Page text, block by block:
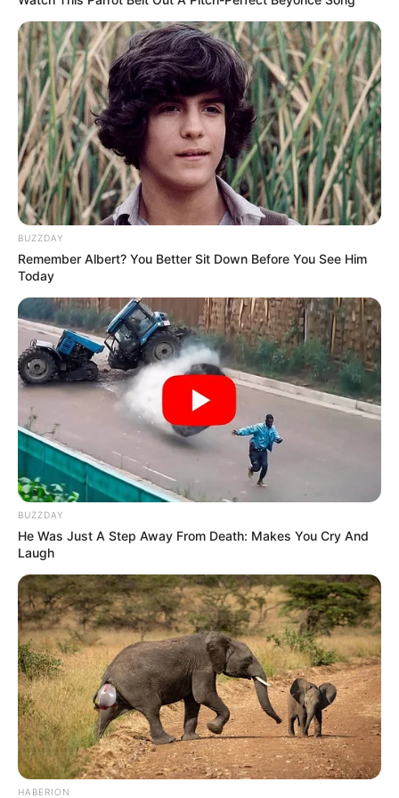
ΑΙΤΗΜΑ ΑΠΑΓΟΡΕΥΣΗΣ
ΣΤΗΝ ΔΕΗ Α.Ε ΝΑ ΠΡΟΒΕΙ ΣΕ
ΔΙΑΚΟΠΗ ΗΛΕΚΤΡΟΔΟΤΗΣΗΣ
Αφαίρεση εμφυτεύματος και
βιοτσιπ από τις δυνάμεις
του φωτός
Email address:
Όλα τα κείμενα και οι εικόνες είναι πνευματική ιδιοκτησία του
ΝΙΚΟΛΑΟΣ ΑΝΑΞΙΜΑΝΔΡΟΣ. Aπαγορεύεται η αναπαραγωγή, η
αναδημοσίευση και η τροποποίησή τους χωρίς προηγούμενη
γραπτή άδεια του δημιουργού τους. Με επιφύλαξη κάθε νόμιμου
δικαιώματος. Διαβάστε τηνΠολιτική Απορρήτουτου website πριν
να το χρησιμοποιήσετε, καθώς χρησιμοποιώντας το την
αποδέχεστε. Ο ιστότοπος διατηρεί το δικαίωμα να τροποποιήσει
τους όρους χρήσης.
Επικοινωνήστε μαζί μας:nikolaosgeor@gmail.com
BUZZDAY
Remember Albert? You Better Sit Down Before You See Him
Today
BUZZDAY
He Was Just A Step Away From Death: Makes You Cry And
Laugh
HABERION